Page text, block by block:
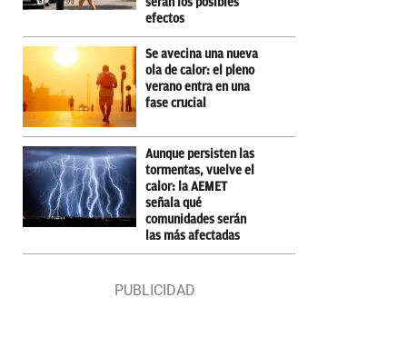
efectos
Se avecina una nueva
ola de calor: el pleno
verano entra en una
fase crucial
Aunque persisten las
tormentas, vuelve el
calor: la AEMET
señala qué
comunidades serán
las más afectadas